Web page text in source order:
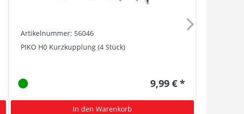
Artikelnummer: 56046
PIKO H0 Kurzkupplung (4 Stück)
9,99 € *
In den Warenkorb